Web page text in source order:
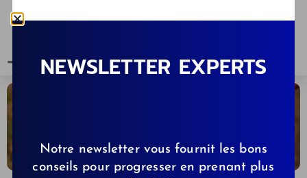
NEWSLETTER EXPERTS
Notre newsletter vous fournit les bons
conseils pour progresser en prenant plus